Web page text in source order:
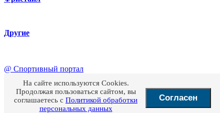
Другие
@ Спортивный портал
На сайте используются Cookies.
Продолжая пользоваться сайтом, вы
соглашаетесь с Политикой обработки
персональных данных
Согласен